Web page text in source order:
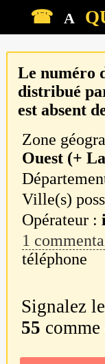
☎ A
Le numéro
distribué
est absent
Zone
Ouest (+
Ville(s)
Opérateur :
1
téléphone
Signalez
55